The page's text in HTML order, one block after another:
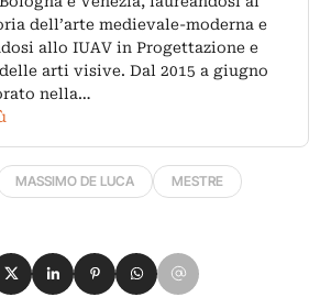
dell’arte medievale-moderna e
allo IUAV in Progettazione e
arti visive. Dal 2015 a giugno
nella…
MASSIMO DE LUCA
MESTRE
su Facebook
su X
Condividi su LinkedIn
Condividi su Pinterest
Condividi su WhatsApp
Condividi su Email